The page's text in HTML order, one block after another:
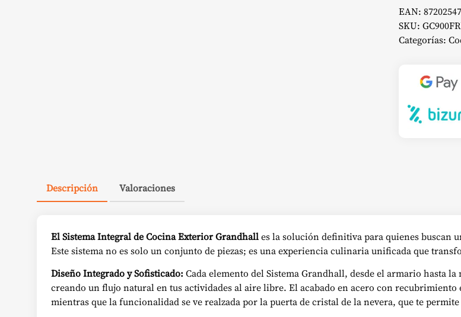
EAN:
SKU:
Categorías:
Descripción Valoraciones
El Sistema Integral de Cocina Exterior Grandhalles la solución definitiva para quienes buscan
Este sistema no es solo un conjunto de piezas; es una experiencia culinaria unificada que
Diseño Integrado y Sofisticado:Cada elemento del Sistema Grandhall, desde el armario hasta
creando un flujo natural en tus actividades al aire libre. El acabado en acero con
mientras que la funcionalidad se ve realzada por la puerta de cristal de la nevera, que te